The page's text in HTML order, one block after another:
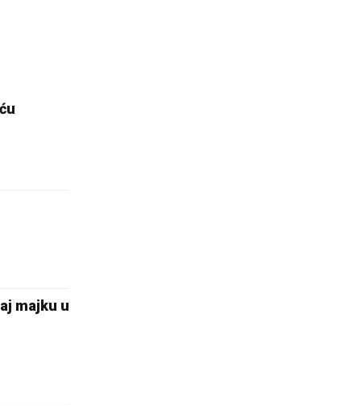
majku u